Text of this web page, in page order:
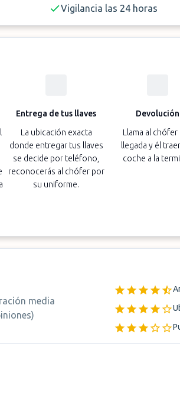
Vigilancia las 24 horas
Entrega de tus llaves
La ubicación exacta
donde entregar tus llaves
se decide por teléfono,
reconocerás al chófer por
su uniforme.
Devolución
Llama al chófer
llegada y él
coche a la
media
)